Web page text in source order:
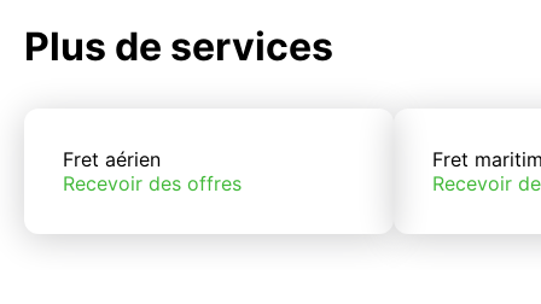
Plus de services
Fret aérien
Recevoir des offres
Fret
Recevoir